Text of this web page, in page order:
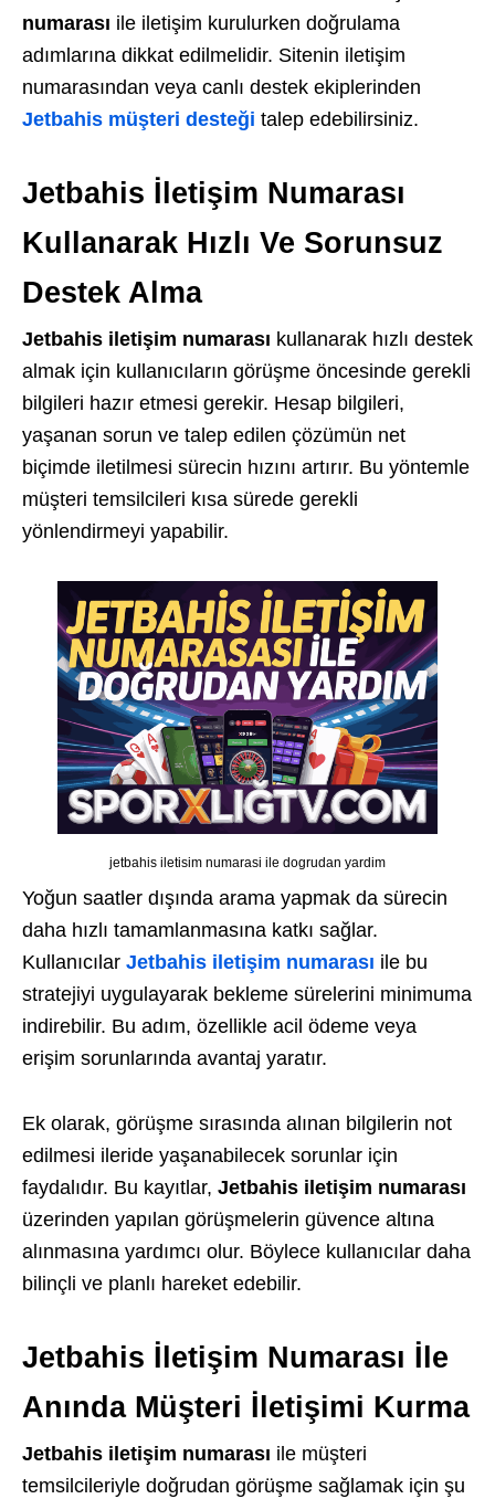
numarası ile iletişim kurulurken doğrulama
adımlarına dikkat edilmelidir. Sitenin iletişim
numarasından veya canlı destek ekiplerinden
Jetbahis müşteri desteği talep edebilirsiniz.
Jetbahis İletişim Numarası
Kullanarak Hızlı Ve Sorunsuz
Destek Alma
Jetbahis iletişim numarası kullanarak hızlı destek
almak için kullanıcıların görüşme öncesinde gerekli
bilgileri hazır etmesi gerekir. Hesap bilgileri,
yaşanan sorun ve talep edilen çözümün net
biçimde iletilmesi sürecin hızını artırır. Bu yöntemle
müşteri temsilcileri kısa sürede gerekli
yönlendirmeyi yapabilir.
jetbahis iletisim numarasi ile dogrudan yardim
Yoğun saatler dışında arama yapmak da sürecin
daha hızlı tamamlanmasına katkı sağlar.
Kullanıcılar Jetbahis iletişim numarası ile bu
stratejiyi uygulayarak bekleme sürelerini minimuma
indirebilir. Bu adım, özellikle acil ödeme veya
erişim sorunlarında avantaj yaratır.
Ek olarak, görüşme sırasında alınan bilgilerin not
edilmesi ileride yaşanabilecek sorunlar için
faydalıdır. Bu kayıtlar, Jetbahis iletişim numarası
üzerinden yapılan görüşmelerin güvence altına
alınmasına yardımcı olur. Böylece kullanıcılar daha
bilinçli ve planlı hareket edebilir.
Jetbahis İletişim Numarası İle
Anında Müşteri İletişimi Kurma
Jetbahis iletişim numarası ile müşteri
temsilcileriyle doğrudan görüşme sağlamak için şu